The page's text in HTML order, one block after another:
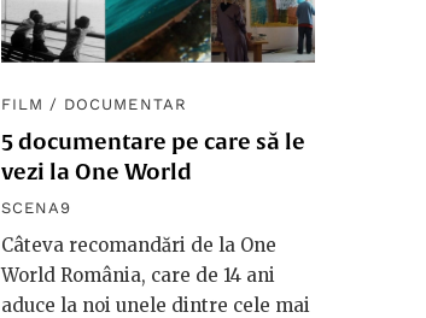
FILM / DOCUMENTAR
5 documentare pe care să le
vezi la One World
SCENA9
Câteva recomandări de la One
World România, care de 14 ani
aduce la noi unele dintre cele mai